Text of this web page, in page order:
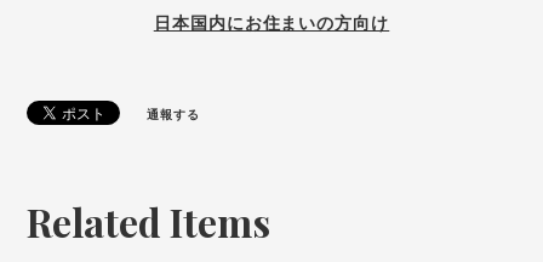
日本国内にお住まいの方向け
通報する
Related Items